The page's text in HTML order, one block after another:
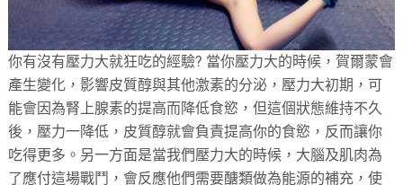
你有沒有壓力大就狂吃的經驗? 當你壓力大的時候，賀爾蒙會
產生變化，影響皮質醇與其他激素的分泌，壓力大初期，可
能會因為腎上腺素的提高而降低食慾，但這個狀態維持不久
後，壓力一降低，皮質醇就會負責提高你的食慾，反而讓你
吃得更多。另一方面是當我們壓力大的時候，大腦及肌肉為
了應付這場戰鬥，會反應他們需要醣類做為能源的補充，使